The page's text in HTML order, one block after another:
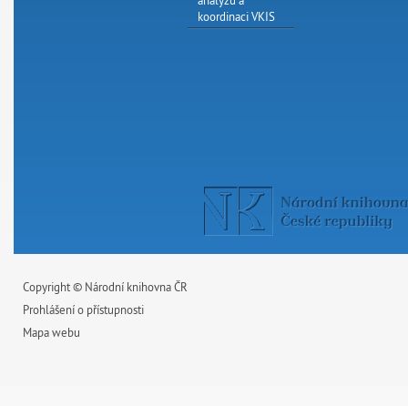
koordinaci VKIS
Copyright © Národní knihovna ČR
Prohlášení o přístupnosti
Mapa webu